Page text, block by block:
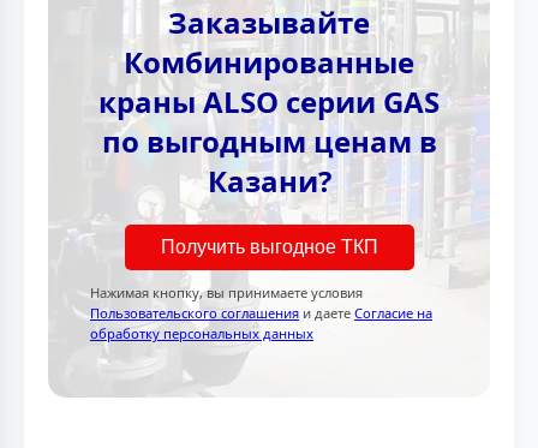
Заказывайте
Комбинированные
краны ALSO серии GAS
по выгодным ценам в
Казани?
Получить выгодное ТКП
Нажимая кнопку, вы принимаете условия
Пользовательского соглашения и даете Согласие на
обработку персональных данных